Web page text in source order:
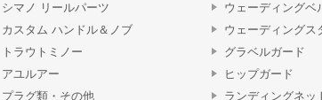
シマノ リールパーツ
カスタム ハンドル＆ノブ
トラウトミノー
アユルアー
プラグ類・その他
ウェーディングベ
ウェーディングス
グラベルガード
ヒップガード
ランディングネッ